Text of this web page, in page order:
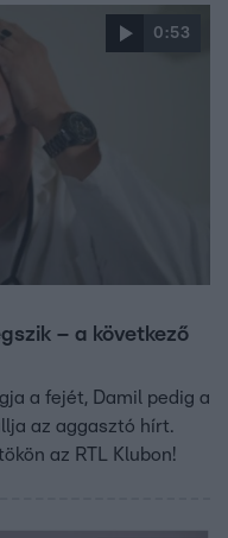
0:53
– a következő
a fejét, Damil pedig a
az aggasztó hírt.
az RTL Klubon!